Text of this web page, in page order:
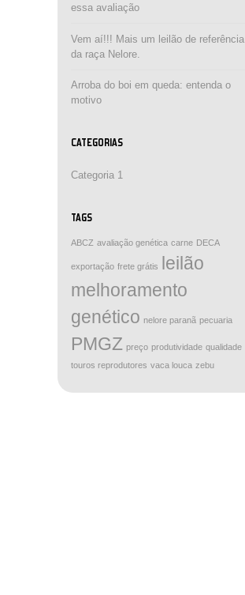
essa avaliação
Vem aí!!! Mais um leilão de referência
da raça Nelore.
Arroba do boi em queda: entenda o
motivo
CATEGORIAS
Categoria 1
TAGS
ABCZ avaliação genética carne DECA
exportação frete grátis leilão
melhoramento
genético nelore paranã pecuaria
PMGZ preço produtividade qualidade
touros reprodutores vaca louca zebu